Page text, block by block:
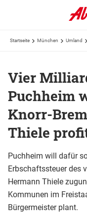
Startseite München Umland
Vier
Puchheim
Knorr-
Thiele
Puchheim will dafür
Erbschaftssteuer des
Hermann Thiele
Kommunen im
Bürgermeister plant.